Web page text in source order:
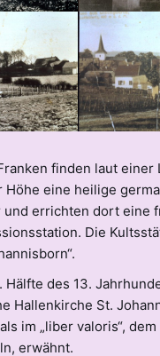
finden laut einer
Höhe eine heilige
und errichten dort eine
Die
Hälfte des 13.
Hallenkirche St.
im „liber valoris“,
erwähnt.